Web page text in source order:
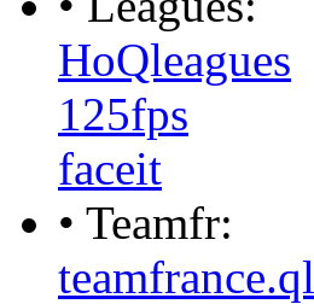
HoQleagues
125fps
faceit
• Teamfr:
teamfrance.ql